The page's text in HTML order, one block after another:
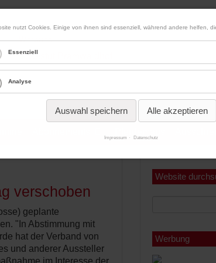
Werbung
verschoben
geplante
"In Abstimmung mit
hat der Verband von
und anderer Aussteller
Website
Werbung
nutzt Cookies. Einige von ihnen sind essenziell, während andere helfen,
Essenziell
Analyse
Auswahl speichern Alle akzeptieren
Impressum Datenschutz